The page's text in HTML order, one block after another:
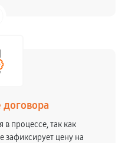
в процессе, так как
зафиксирует цену на